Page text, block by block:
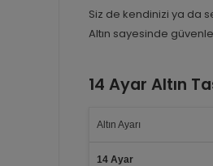
Siz de kendinizi ya da
Altın sayesinde
14 Ayar Altın
Altın Ayarı
14 Ayar